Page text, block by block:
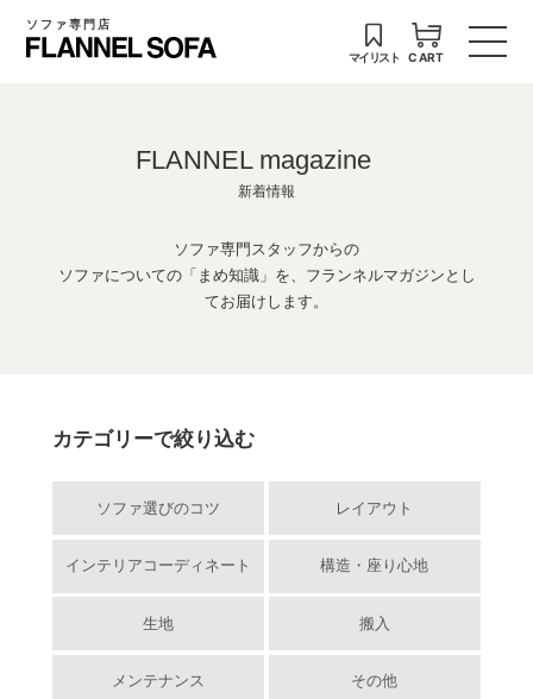
ソファ専門店
マイリスト CART
FLANNEL magazine
新着情報
ソファ専門スタッフからの
ソファについての「まめ知識」を、フランネルマガジンとし
てお届けします。
カテゴリーで絞り込む
ソファ選びのコツ レイアウト
インテリアコーディネート 構造・座り心地
生地 搬入
メンテナンス その他